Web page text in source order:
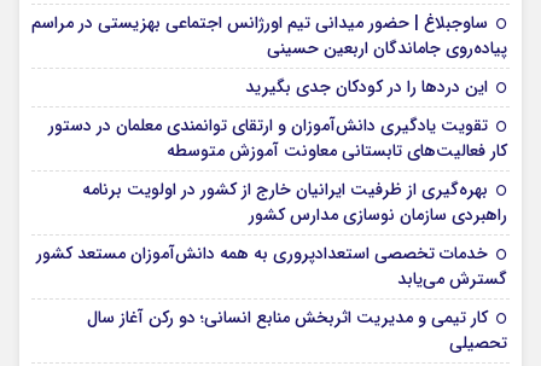
ساوجبلاغ | حضور میدانی تیم اورژانس اجتماعی بهزیستی در مراسم
پیاده‌روی جاماندگان اربعین حسینی
این درد‌ها را در کودکان جدی بگیرید
تقویت یادگیری دانش‌آموزان و ارتقای توانمندی معلمان در دستور
کار فعالیت‌های تابستانی معاونت آموزش متوسطه
بهره‌گیری از ظرفیت ایرانیان خارج از کشور در اولویت برنامه
راهبردی سازمان نوسازی مدارس کشور
خدمات تخصصی استعدادپروری به همه دانش‌آموزان مستعد کشور
گسترش می‌یابد
کار تیمی و مدیریت اثربخش منابع انسانی؛ دو رکن آغاز سال
تحصیلی